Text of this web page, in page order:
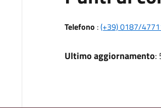
Telefono :(+39) 0187/
Ultimo aggiornamento: